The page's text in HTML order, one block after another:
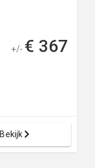
+/- € 367
Bekijk